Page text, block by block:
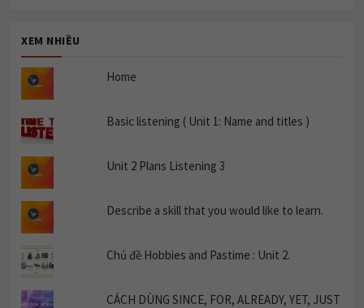
XEM NHIỀU
Home
Basic listening ( Unit 1: Name and titles )
Unit 2 Plans Listening 3
Describe a skill that you would like to learn.
Chủ đề Hobbies and Pastime : Unit 2.
CÁCH DÙNG SINCE, FOR, ALREADY, YET, JUST